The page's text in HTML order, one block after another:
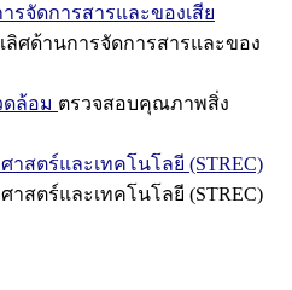
รจัดการสารและของเสีย
ลิศด้านการจัดการสารและของ
ล้อม ตรวจสอบคุณภาพสิ่ง
าสตร์และเทคโนโลยี (STREC)
าสตร์และเทคโนโลยี (STREC)